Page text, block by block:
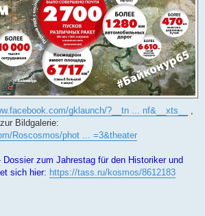
gklaunch/?__tn ... nf&__xts__
,
Bildgalerie:
Roscosmos/phot ... =3&theater
zum Jahrestag für den Historiker und
sich hier: https://tass.ru/kosmos/8612183